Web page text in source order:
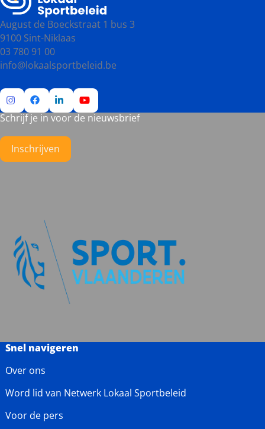
August de Boeckstraat 1 bus 3
9100 Sint-Niklaas
03 780 91 00
info@lokaalsportbeleid.be
Ga
Instagram
Ga
Facebook
Ga
LinkedIn
Ga
Snel navigeren
Over ons
Word lid van Netwerk Lokaal Sportbeleid
Voor de pers
Schrijf je in voor de nieuwsbrief
Inschrijven